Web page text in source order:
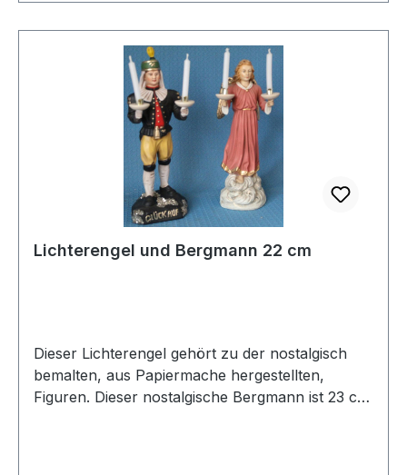
Lichterengel und Bergmann 22 cm
Dieser Lichterengel gehört zu der nostalgisch
bemalten, aus Papiermache hergestellten,
Figuren. Dieser nostalgische Bergmann ist 23 cm